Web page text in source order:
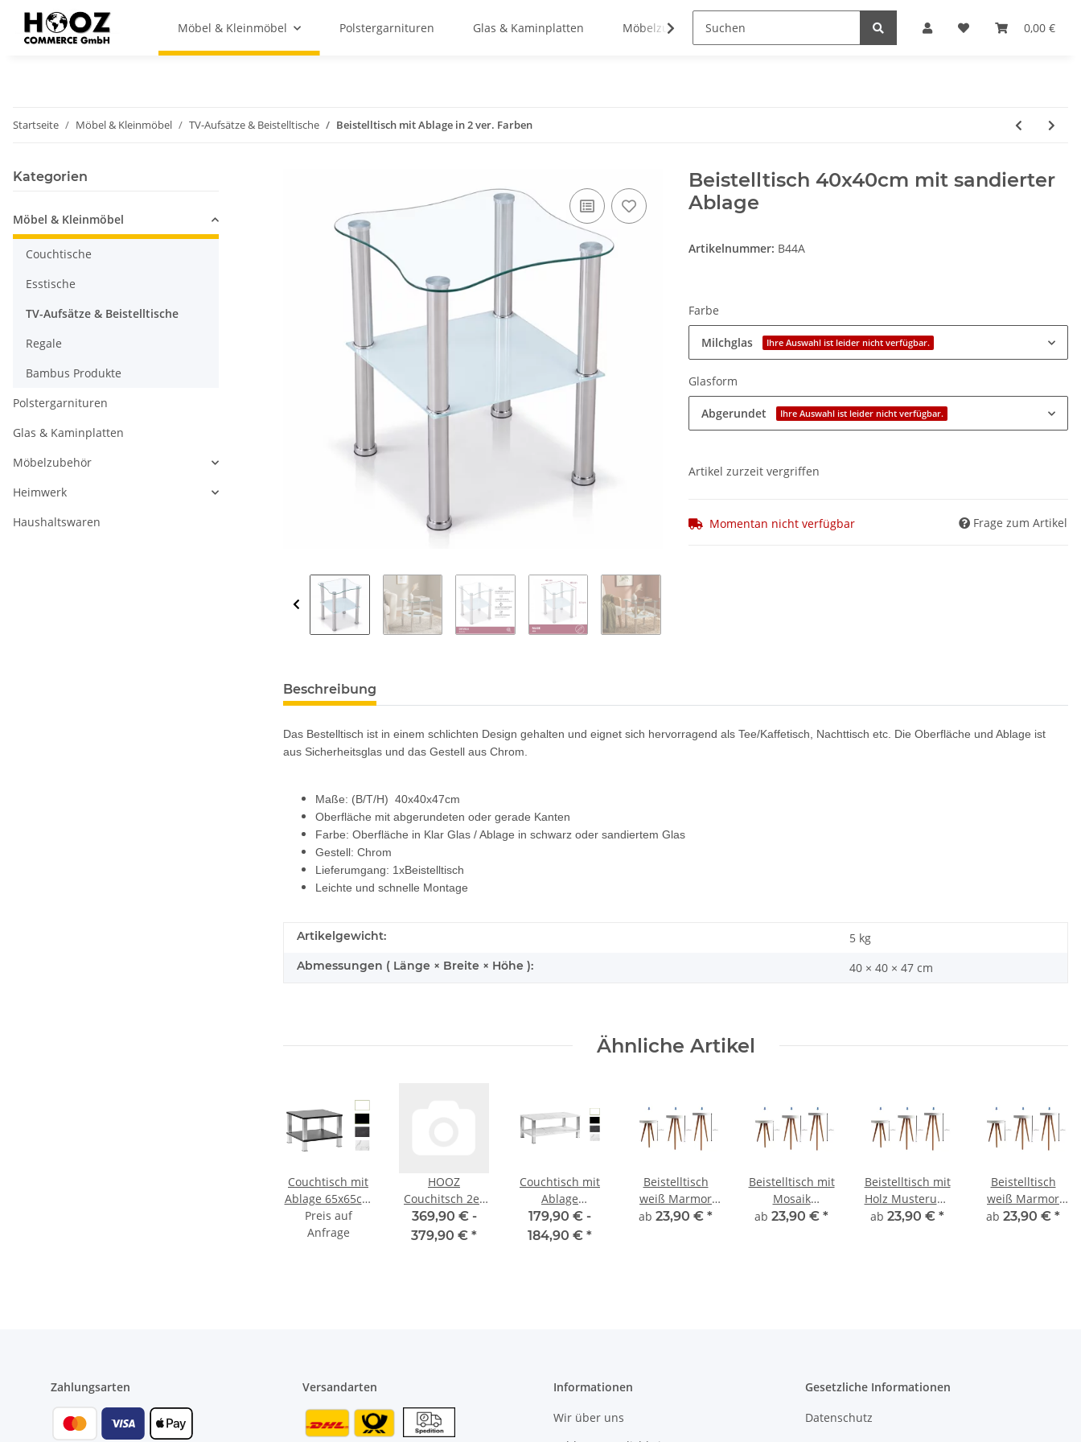
0,00 €
Möbel & Kleinmöbel Polstergarnituren Glas & Kaminplatten Möbelzubehör Haushaltswaren
Startseite Möbel & Kleinmöbel TV-Aufsätze & Beistelltische Beistelltisch mit Ablage in 2 ver. Farben
Beistelltisch 40x40cm mit sandierter
Ablage
Artikelnummer: B44A
Farbe
Milchglas Ihre Auswahl ist leider nicht verfügbar.
Glasform
Abgerundet Ihre Auswahl ist leider nicht verfügbar.
Artikel zurzeit vergriffen
Momentan nicht verfügbar Frage zum Artikel
Beschreibung
Das Bestelltisch ist in einem schlichten Design gehalten und eignet sich hervorragend als Tee/Kaffetisch, Nachttisch etc. Die Oberfläche und Ablage ist
aus Sicherheitsglas und das Gestell aus Chrom.
Maße: (B/T/H) 40x40x47cm
Oberfläche mit abgerundeten oder gerade Kanten
Farbe: Oberfläche in Klar Glas / Ablage in schwarz oder sandiertem Glas
Gestell: Chrom
Lieferumgang: 1xBeistelltisch
Leichte und schnelle Montage
Artikelgewicht: 5 kg
Abmessungen ( Länge × Breite × Höhe ): 40 × 40 × 47 cm
Ähnliche Artikel
Couchtisch mit
Ablage 65x65cm
mit Ablage in 2.
ver Höhen u.
Preis auf
Anfrage
HOOZ
Couchitsch 2er
Set Rund,
Beistelltisch
369,90 € -
379,90 € *
Couchtisch mit
Ablage
115x65cm mit
Ablage in 2. ver
179,90 € -
184,90 € *
Beistelltisch
weiß Marmor
Optik in 3 ver.
ab 23,90 € *
Beistelltisch mit
Mosaik
Musterung in 3
ab 23,90 € *
Beistelltisch mit
Holz Musterung
in 3 ver. Höhen
ab 23,90 € *
Beistelltisch
weiß Marmor
Optik in 3 ver.
ab 23,90 € *
Kategorien
Möbel & Kleinmöbel
Couchtische
Esstische
TV-Aufsätze & Beistelltische
Regale
Bambus Produkte
Polstergarnituren
Glas & Kaminplatten
Möbelzubehör
Heimwerk
Haushaltswaren
Zahlungsarten Versandarten Informationen
Wir über uns
Gesetzliche Informationen
Datenschutz